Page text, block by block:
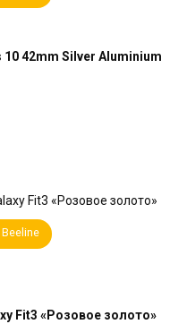
42mm Silver Aluminium
Fit3 «Розовое золото»